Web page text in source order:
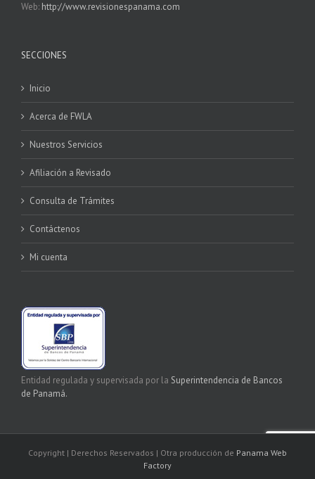
Web: http://www.revisionespanama.com
SECCIONES
Inicio
Acerca de FWLA
Nuestros Servicios
Afiliación a Revisado
Consulta de Trámites
Contáctenos
Mi cuenta
Entidad regulada y supervisada por la Superintendencia de Bancos
de Panamá.
Copyright | Derechos Reservados | Otra producción de Panama Web
Factory